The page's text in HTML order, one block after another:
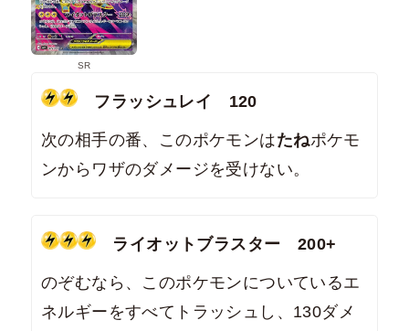
SR
フラッシュレイ 120
次の相手の番、このポケモンはたねポケモ
ンからワザのダメージを受けない。
ライオットブラスター 200+
のぞむなら、このポケモンについているエ
ネルギーをすべてトラッシュし、130ダメ